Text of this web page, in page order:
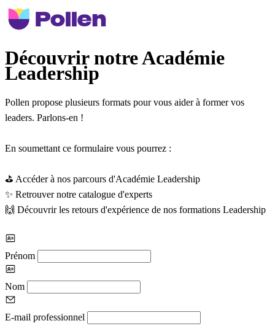
Découvrir notre Académie
Leadership
Pollen propose plusieurs formats pour vous aider à former vos
leaders. Parlons-en !
En soumettant ce formulaire vous pourrez :
⛳️ Accéder à nos parcours d'Académie Leadership
✨ Retrouver notre catalogue d'experts
🙌 Découvrir les retours d'expérience de nos formations Leadership
Prénom
Nom
E-mail professionnel